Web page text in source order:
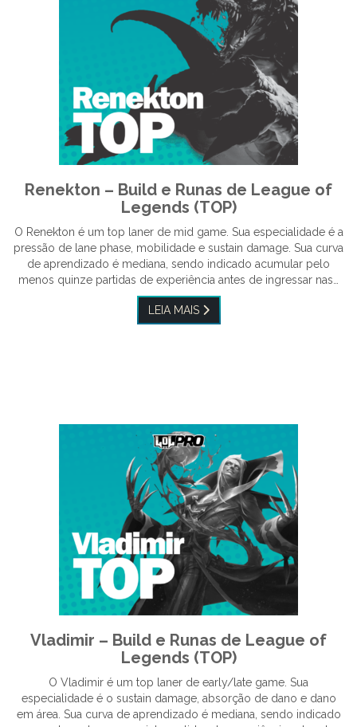
Renekton – Build e Runas de League of
Legends (TOP)
O Renekton é um top laner de mid game. Sua especialidade é a
pressão de lane phase, mobilidade e sustain damage. Sua curva
de aprendizado é mediana, sendo indicado acumular pelo
menos quinze partidas de experiência antes de ingressar nas…
LEIA MAIS
Vladimir – Build e Runas de League of
Legends (TOP)
O Vladimir é um top laner de early/late game. Sua
especialidade é o sustain damage, absorção de dano e dano
em área. Sua curva de aprendizado é mediana, sendo indicado